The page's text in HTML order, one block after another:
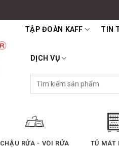
TẬP ĐOÀN KAFF TIN
DỊCH VỤ
kiếm:
CHẬU RỬA - VÒI RỬA TỦ MÁT